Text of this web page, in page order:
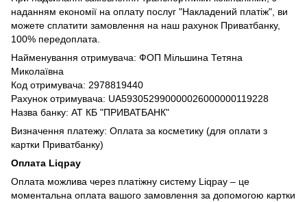
наданням економії на оплату послуг "Накладений платіж", ви
можете сплатити замовлення на наш рахунок Приватбанку,
100% передоплата.
Найменування отримувача: ФОП Мільшина Тетяна
Миколаївна
Код отримувача: 2978819440
Рахунок отримувача: UA593052990000026000000119228
Назва банку: АТ КБ "ПРИВАТБАНК"
Визначення платежу: Оплата за косметику (для оплати з
картки Приватбанку)
Оплата Liqpay
Оплата можлива через платіжну систему Liqpay – це
моментальна оплата вашого замовлення за допомогою картки